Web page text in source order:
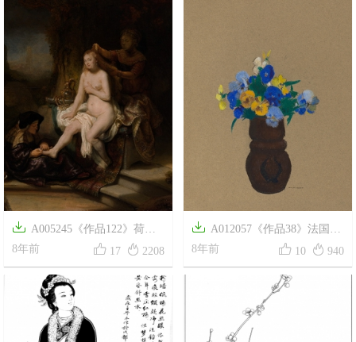
 A005245《作品122》荷兰
画家伦勃朗高清作品
8年前  17  2208
 A012057《作品38》法国画
家奥蒂诺·雷东高清作品
8年前  10  940